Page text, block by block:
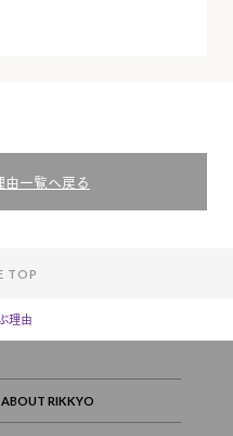
一覧へ戻る
TOP
理由